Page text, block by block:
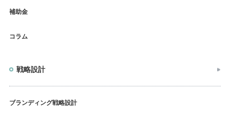
補助金
コラム
戦略設計
ブランディング戦略設計